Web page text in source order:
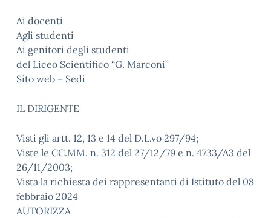
Ai docenti
Agli studenti
Ai genitori degli studenti
del Liceo Scientifico “G. Marconi”
Sito web – Sedi
IL DIRIGENTE
Visti gli artt. 12, 13 e 14 del D.L.vo 297/94;
Viste le CC.MM. n. 312 del 27/12/79 e n. 4733/A3 del
26/11/2003;
Vista la richiesta dei rappresentanti di Istituto del 08
febbraio 2024
AUTORIZZA